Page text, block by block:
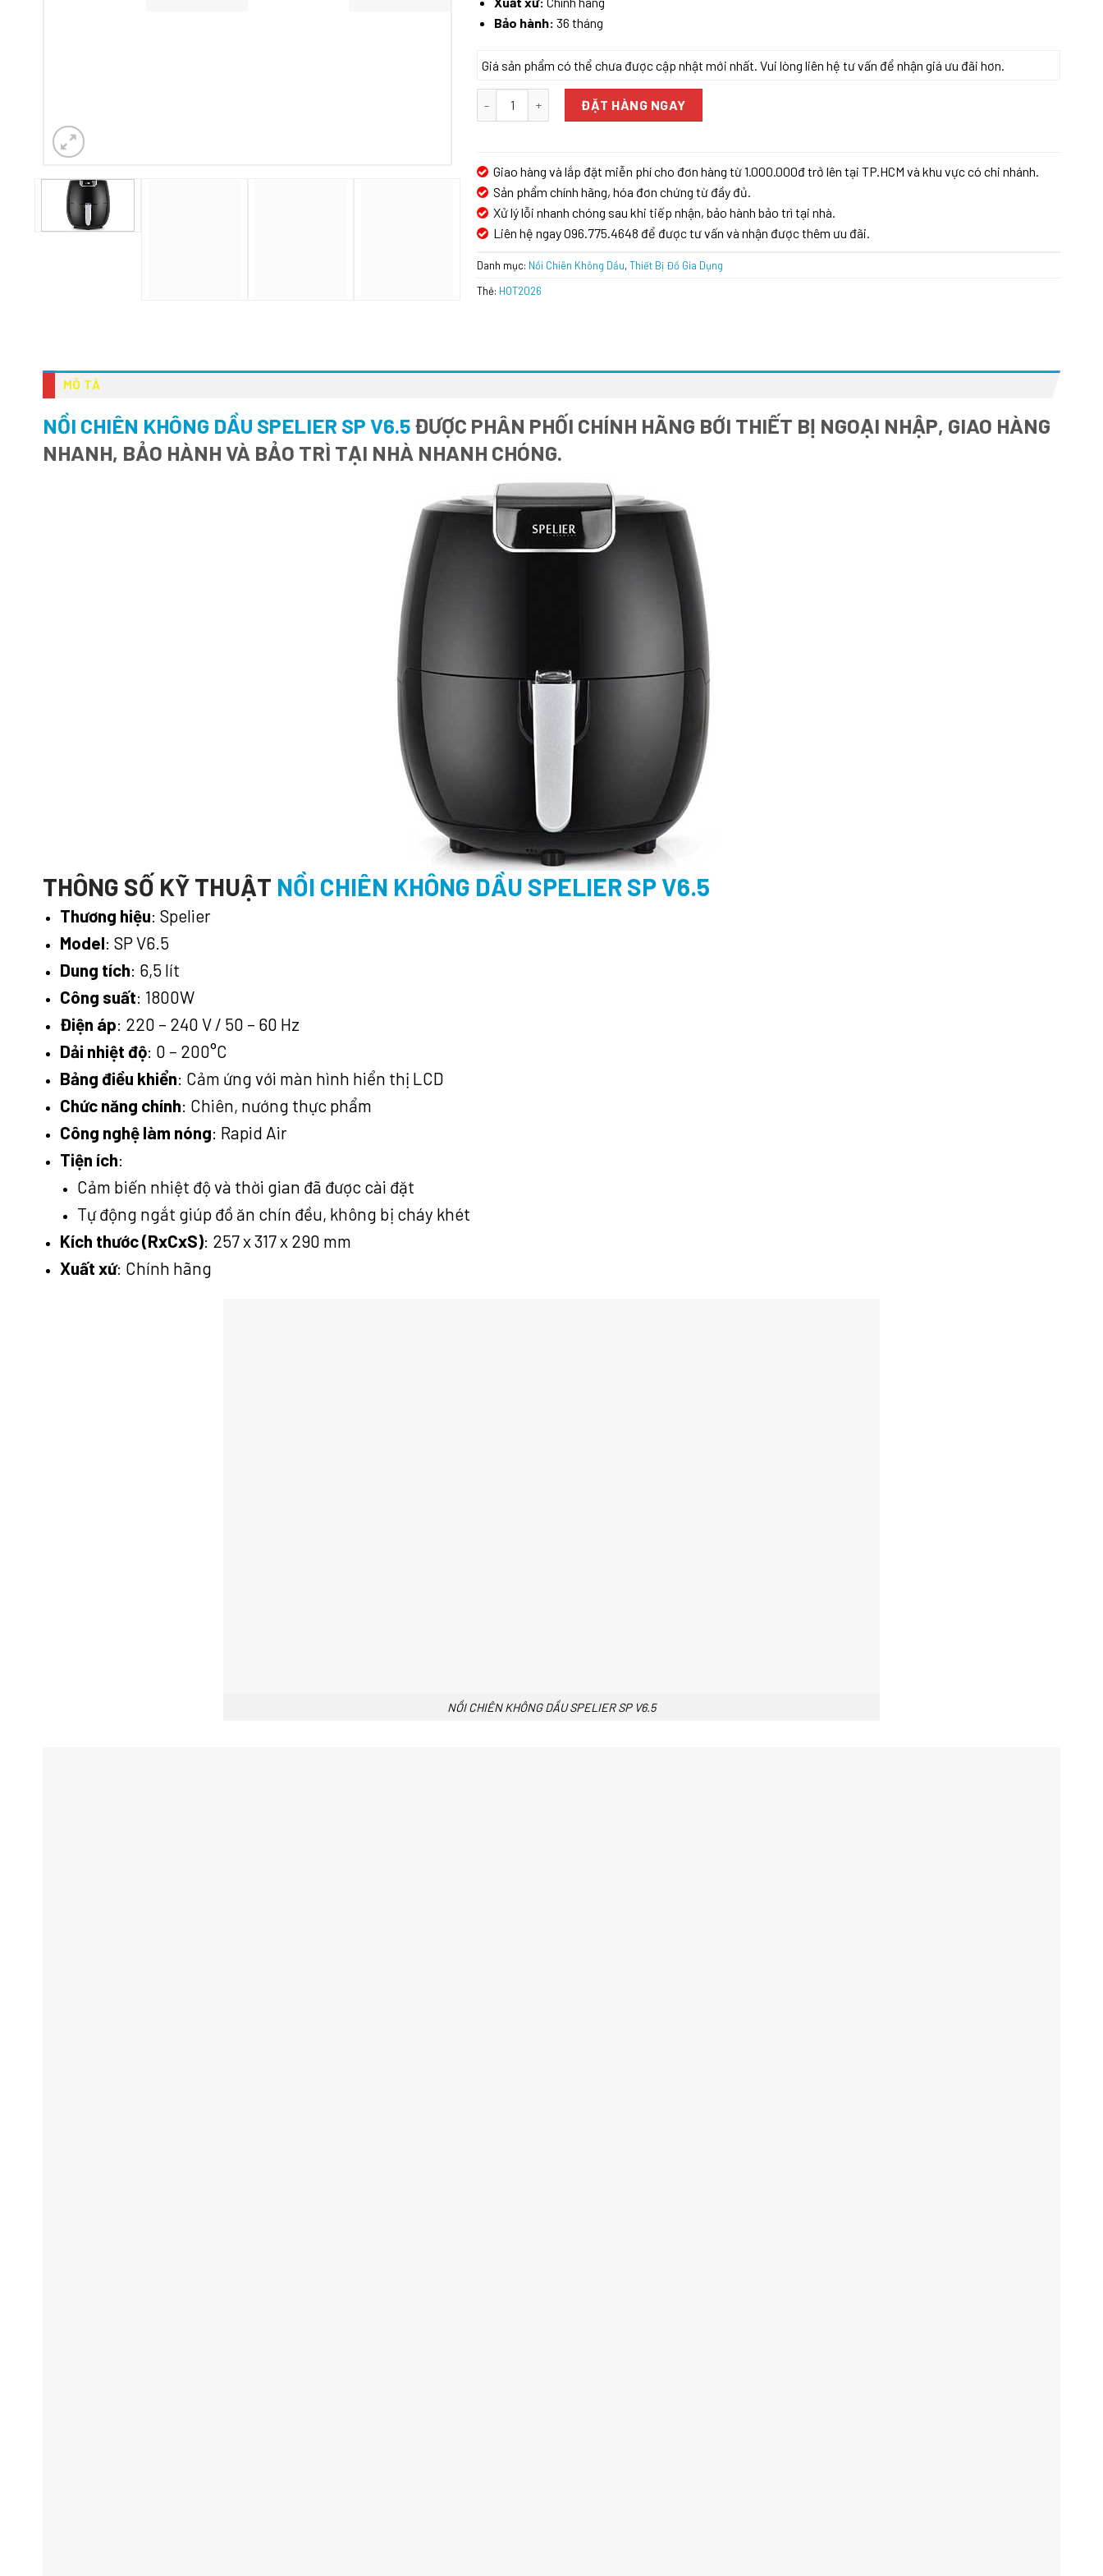
Bảo hành: 36 tháng
Giá sản phẩm có thể chưa được cập nhật mới nhất. Vui lòng liên hệ tư vấn để nhận giá ưu đãi hơn.
NỒI CHIÊN KHÔNG DẦU SPELIER SP V6.5 số lượng
ĐẶT HÀNG NGAY
Giao hàng và lắp đặt miễn phí cho đơn hàng từ 1.000.000đ trở lên tại TP.HCM và khu vực có chi nhánh.
Sản phẩm chính hãng, hóa đơn chứng từ đầy đủ.
Xử lý lỗi nhanh chóng sau khi tiếp nhận, bảo hành bảo trì tại nhà.
Liên hệ ngay 096.775.4648 để được tư vấn và nhận được thêm ưu đãi.
Danh mục: Nồi Chiên Không Dầu,Thiết Bị Đồ Gia Dụng
Thẻ: HOT2026
MÔ TẢ
NỒI CHIÊN KHÔNG DẦU SPELIER SP V6.5ĐƯỢC PHÂN PHỐI CHÍNH HÃNG BỚI THIẾT BỊ NGOẠI NHẬP, GIAO HÀNG
NHANH, BẢO HÀNH VÀ BẢO TRÌ TẠI NHÀ NHANH CHÓNG.
THÔNG SỐ KỸ THUẬT NỒI CHIÊN KHÔNG DẦU SPELIER SP V6.5
Thương hiệu: Spelier
Model: SP V6.5
Dung tích: 6,5 lít
Công suất: 1800W
Điện áp: 220 – 240 V / 50 – 60 Hz
Dải nhiệt độ: 0 – 200°C
Bảng điều khiển: Cảm ứng với màn hình hiển thị LCD
Chức năng chính: Chiên, nướng thực phẩm
Công nghệ làm nóng: Rapid Air
Tiện ích:
Cảm biến nhiệt độ và thời gian đã được cài đặt
Tự động ngắt giúp đồ ăn chín đều, không bị cháy khét
Kích thước (RxCxS): 257 x 317 x 290 mm
Xuất xứ: Chính hãng
NỒI CHIÊN KHÔNG DẦU SPELIER SP V6.5